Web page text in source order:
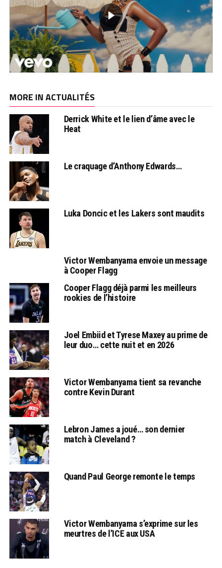
MORE IN ACTUALITÉS
Derrick White et le lien d’âme avec le
Heat
Le craquage d’Anthony Edwards…
Luka Doncic et les Lakers sont maudits
Victor Wembanyama envoie un message
à Cooper Flagg
Cooper Flagg déjà parmi les meilleurs
rookies de l’histoire
Joel Embiid et Tyrese Maxey au prime de
leur duo… cette nuit et en 2026
Victor Wembanyama tient sa revanche
contre Kevin Durant
Lebron James a joué… son dernier
match à Cleveland ?
Quand Paul George remonte le temps
Victor Wembanyama s’exprime sur les
meurtres de l’ICE aux USA